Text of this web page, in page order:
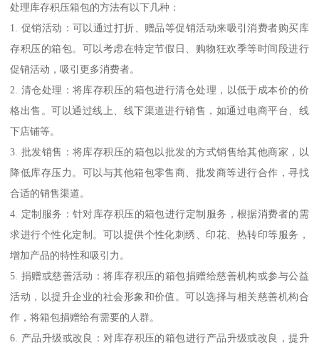
处理库存积压箱包的方法有以下几种：
1. 促销活动：可以通过打折、赠品等促销活动来吸引消费者购买库
存积压的箱包。可以考虑在特定节假日、购物狂欢季等时间段进行
促销活动，吸引更多消费者。
2. 清仓处理：将库存积压的箱包进行清仓处理，以低于成本价的价
格出售。可以通过线上、线下渠道进行销售，如通过电商平台、线
下店铺等。
3. 批发销售：将库存积压的箱包以批发的方式销售给其他商家，以
降低库存压力。可以与其他箱包零售商、批发商等进行合作，寻找
合适的销售渠道。
4. 定制服务：针对库存积压的箱包进行定制服务，根据消费者的需
求进行个性化定制。可以提供个性化刺绣、印花、热转印等服务，
增加产品的特性和吸引力。
5. 捐赠或慈善活动：将库存积压的箱包捐赠给慈善机构或参与公益
活动，以提升企业的社会形象和价值。可以选择与相关慈善机构合
作，将箱包捐赠给有需要的人群。
6. 产品升级或改良：对库存积压的箱包进行产品升级或改良，提升